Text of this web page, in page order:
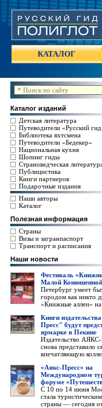
КАТАЛОГ
Каталог изданий
Детская литература
Путеводители «Русский
Библиотека яхтсмена
Путеводители «Бедекер»
Национальная кухня
Шопинг гиды
Страноведческая
Публицистика
Книги партнеров
Подарочные издания
Наши авторы
Каталог
Полезная информация
Страны
Визы и загранпаспорт
Транспорт и расписания
Наши новости
Фестиваль
Малой Конюшенной
Петербург умеет
городом как никто
«Книжные аллеи» на
Книги
Пресс" будут
ярмарке в Пекине
Издательство
снова представило
впечатляющую
«Аякс-Пресс» на
Международном
форуме
С 10 по 14 июня
стала
страны — сегодня